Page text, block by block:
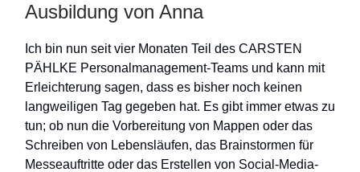
Ausbildung von Anna
Ich bin nun seit vier Monaten Teil des CARSTEN
PÄHLKE Personalmanagement-Teams und kann mit
Erleichterung sagen, dass es bisher noch keinen
langweiligen Tag gegeben hat. Es gibt immer etwas zu
tun; ob nun die Vorbereitung von Mappen oder das
Schreiben von Lebensläufen, das Brainstormen für
Messeauftritte oder das Erstellen von Social-Media-